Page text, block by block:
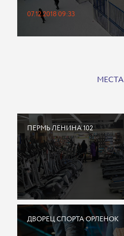
07.12.2018 09:33
МЕСТА
ПЕРМЬ ЛЕНИНА 102
ДВОРЕЦ СПОРТА ОРЛЕНОК